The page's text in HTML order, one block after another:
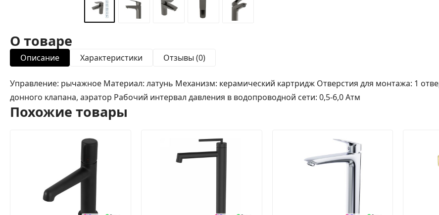
О товаре
Описание Характеристики Отзывы (0)
Управление: рычажное Материал: латунь Механизм: керамический картридж Отверстия для монтажа: 1
донного клапана, аэратор Рабочий интервал давления в водопроводной сети: 0,5-6,0 Атм
Похожие товары